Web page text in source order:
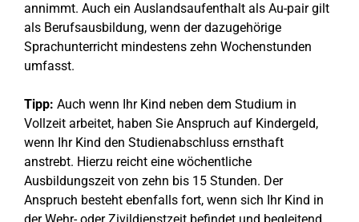
annimmt. Auch ein Auslandsaufenthalt als Au-pair gilt
als Berufsausbildung, wenn der dazugehörige
Sprachunterricht mindestens zehn Wochenstunden
umfasst.
Tipp: Auch wenn Ihr Kind neben dem Studium in
Vollzeit arbeitet, haben Sie Anspruch auf Kindergeld,
wenn Ihr Kind den Studienabschluss ernsthaft
anstrebt. Hierzu reicht eine wöchentliche
Ausbildungszeit von zehn bis 15 Stunden. Der
Anspruch besteht ebenfalls fort, wenn sich Ihr Kind in